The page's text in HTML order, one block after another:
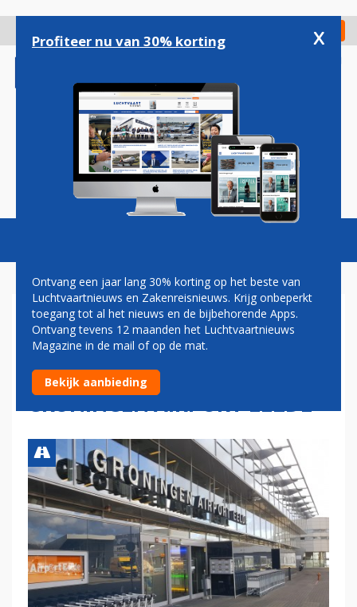
gaan
Check in
Magazine Podcasts Vacatures
LUCHTVAART- EN
ENERGIESECTOR TEKENEN
WATERSTOFDEAL OP
GRONINGEN AIRPORT EELDE
Profiteer nu van 30% korting x
Ontvang een jaar lang 30% korting op het beste van
Luchtvaartnieuws en Zakenreisnieuws. Krijg onbeperkt
toegang tot al het nieuws en de bijbehorende Apps.
Ontvang tevens 12 maanden het Luchtvaartnieuws
Magazine in de mail of op de mat.
Bekijk aanbieding